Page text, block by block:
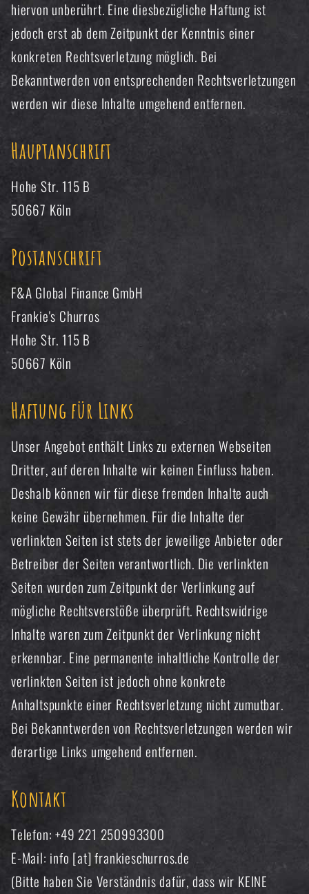
hiervon unberührt. Eine diesbezügliche Haftung ist
jedoch erst ab dem Zeitpunkt der Kenntnis einer
konkreten Rechtsverletzung möglich. Bei
Bekanntwerden von entsprechenden Rechtsverletzungen
werden wir diese Inhalte umgehend entfernen.
Hauptanschrift
Hohe Str. 115 B
50667 Köln
Postanschrift
F&A Global Finance GmbH
Frankie's Churros
Hohe Str. 115 B
50667 Köln
Haftung für Links
Unser Angebot enthält Links zu externen Webseiten
Dritter, auf deren Inhalte wir keinen Einfluss haben.
Deshalb können wir für diese fremden Inhalte auch
keine Gewähr übernehmen. Für die Inhalte der
verlinkten Seiten ist stets der jeweilige Anbieter oder
Betreiber der Seiten verantwortlich. Die verlinkten
Seiten wurden zum Zeitpunkt der Verlinkung auf
mögliche Rechtsverstöße überprüft. Rechtswidrige
Inhalte waren zum Zeitpunkt der Verlinkung nicht
erkennbar. Eine permanente inhaltliche Kontrolle der
verlinkten Seiten ist jedoch ohne konkrete
Anhaltspunkte einer Rechtsverletzung nicht zumutbar.
Bei Bekanntwerden von Rechtsverletzungen werden wir
derartige Links umgehend entfernen.
Kontakt
Telefon: +49 221 250993300
E-Mail: info [at] frankieschurros.de
(Bitte haben Sie Verständnis dafür, dass wir KEINE